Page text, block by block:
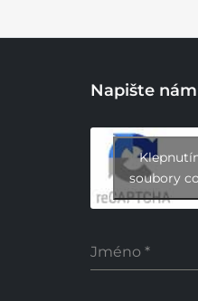
Napište nám
soubory
Jméno *